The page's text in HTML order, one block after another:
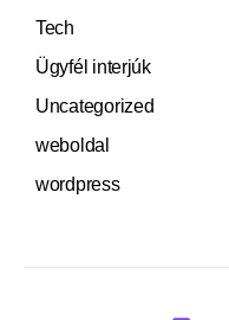
Tech
Ügyfél interjúk
Uncategorized
weboldal
wordpress